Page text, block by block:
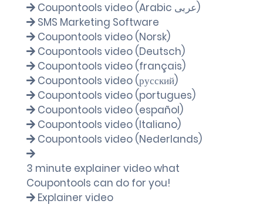
Coupontools video (Arabic عربى)
SMS Marketing Software
Coupontools video (Norsk)
Coupontools video (Deutsch)
Coupontools video (français)
Coupontools video (русский)
Coupontools video (portugues)
Coupontools video (español)
Coupontools video (Italiano)
Coupontools video (Nederlands)
3 minute explainer video what
Coupontools can do for you!
Explainer video